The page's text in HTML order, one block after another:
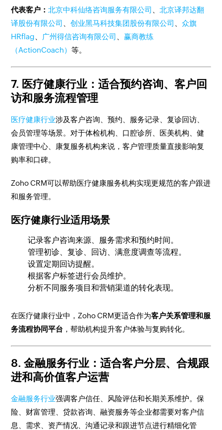
代表客户：北京中科仙络咨询服务有限公司 、北京译邦达翻
译股份有限公司
、创业黑马科技集团股份有限公司 、众旗
HRflag
广州得信咨询有限公司
赢商教练
（ActionCoach）等。
7. 医疗健康行业：适合预约咨询、客户回
访和服务流程管理
医疗健康行业涉及客户咨询、预约、服务记录、复诊回访、
会员管理等场景。对于体检机构、口腔诊所、医美机构、健
康管理中心、康复服务机构来说，客户管理质量直接影响复
购率和口碑。
Zoho CRM可以帮助医疗健康服务机构实现更规范的客户跟进
和服务管理。
医疗健康行业适用场景
记录客户咨询来源、服务需求和预约时间。
管理初诊、复诊、回访、满意度调查等流程。
设置定期回访提醒。
根据客户标签进行会员维护。
分析不同服务项目和营销渠道的转化表现。
在医疗健康行业中，Zoho CRM更适合作为客户关系管理和服
务流程协同平台 ，帮助机构提升客户体验与复购转化。
8. 金融服务行业：适合客户分层、合规跟
进和高价值客户运营
金融服务行业强调客户信任、风险评估和长期关系维护。保
险、财富管理、贷款咨询、融资服务等企业都需要对客户信
息、需求、资产情况、沟通记录和跟进节点进行精细化管